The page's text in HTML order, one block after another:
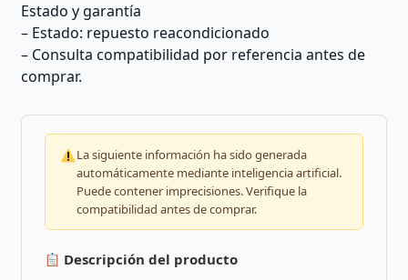
Estado y garantía
– Estado: repuesto reacondicionado
– Consulta compatibilidad por referencia antes de
comprar.
La siguiente información ha sido generada
automáticamente mediante inteligencia artificial.
Puede contener imprecisiones. Verifique la
compatibilidad antes de comprar.
Descripción del producto